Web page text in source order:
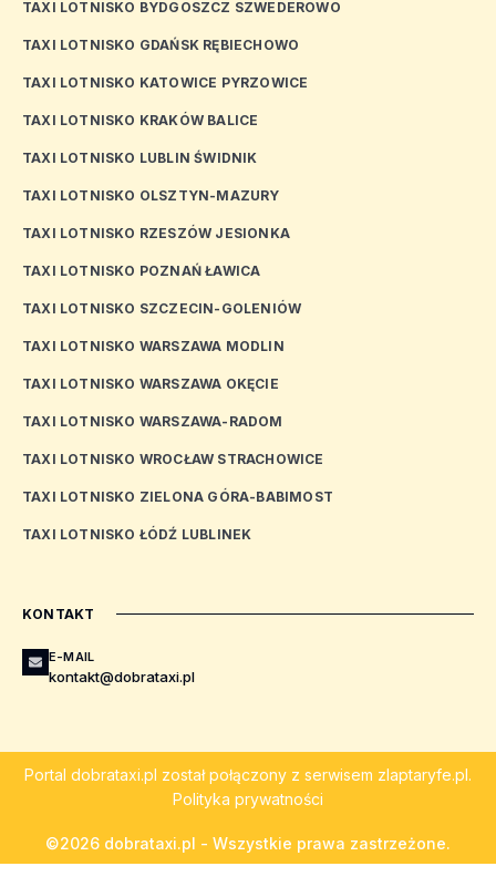
TAXI LOTNISKO BYDGOSZCZ SZWEDEROWO
TAXI LOTNISKO GDAŃSK RĘBIECHOWO
TAXI LOTNISKO KATOWICE PYRZOWICE
TAXI LOTNISKO KRAKÓW BALICE
TAXI LOTNISKO LUBLIN ŚWIDNIK
TAXI LOTNISKO OLSZTYN-MAZURY
TAXI LOTNISKO RZESZÓW JESIONKA
TAXI LOTNISKO POZNAŃ ŁAWICA
TAXI LOTNISKO SZCZECIN-GOLENIÓW
TAXI LOTNISKO WARSZAWA MODLIN
TAXI LOTNISKO WARSZAWA OKĘCIE
TAXI LOTNISKO WARSZAWA-RADOM
TAXI LOTNISKO WROCŁAW STRACHOWICE
TAXI LOTNISKO ZIELONA GÓRA-BABIMOST
TAXI LOTNISKO ŁÓDŹ LUBLINEK
KONTAKT
E-MAIL
kontakt@dobrataxi.pl
Portal dobrataxi.pl został połączony z serwisem zlaptaryfe.pl.
Polityka prywatności
©2026 dobrataxi.pl - Wszystkie prawa zastrzeżone.